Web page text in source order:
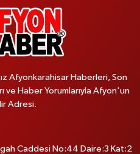
Afyonkarahisar Haberleri, Son
ve Haber Yorumlarıyla Afyon'un
Adresi.
Caddesi No:44 Daire:3 Kat:2